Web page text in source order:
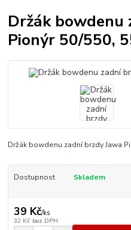
Držák bowdenu
Pionýr 50/550,
Držák bowdenu zadní brzdy Jawa
Dostupnost Skladem
39 Kč/ks
32 Kč bez DPH